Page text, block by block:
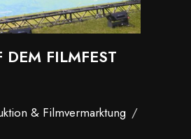
DEM FILMFEST
& Filmvermarktung